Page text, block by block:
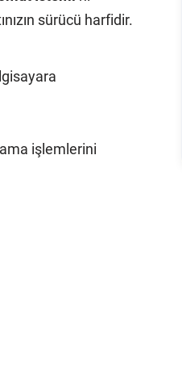
sürücü harfidir.
işlemlerini